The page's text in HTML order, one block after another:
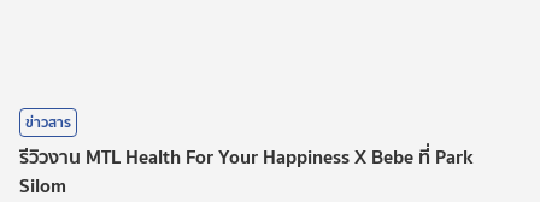
ข่าวสาร
รีวิวงาน MTL Health For Your Happiness X Bebe ที่ Park
Silom